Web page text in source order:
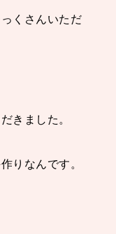
くさんいただ
きました。
りなんです。